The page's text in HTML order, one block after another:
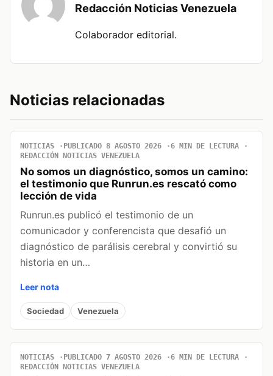
Redacción Noticias Venezuela
Colaborador editorial.
Noticias relacionadas
NOTICIAS PUBLICADO 8 AGOSTO 2026
6 MIN DE LECTURA
REDACCIÓN NOTICIAS VENEZUELA
No somos un diagnóstico, somos un camino:
el testimonio que Runrun.es rescató como
lección de vida
Runrun.es publicó el testimonio de un
comunicador y conferencista que desafió un
diagnóstico de parálisis cerebral y convirtió su
historia en un…
Leer nota
Sociedad Venezuela
NOTICIAS PUBLICADO 7 AGOSTO 2026
6 MIN DE LECTURA
REDACCIÓN NOTICIAS VENEZUELA